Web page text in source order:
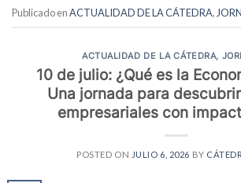
Publicado enACTUALIDAD DE LA CÁTEDRA,
ACTUALIDAD DE LA CÁTEDRA,
10 de julio: ¿Qué es la
Una jornada para
empresariales con
POSTED ON JULIO 6, 2026 BY